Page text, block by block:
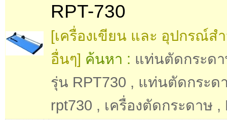
RPT-730
[เครื่องเขียน และ อุปกรณ์ส
อื่นๆ] ค้นหา : แท่นตัดกระด
รุ่น RPT730 , แท่นตัดกระด
rpt730 , เครื่องตัดกระดาษ ,